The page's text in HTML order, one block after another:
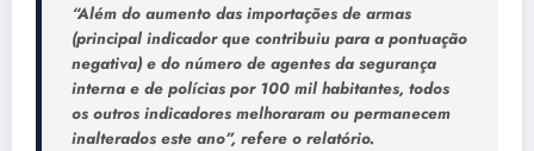
“Além do aumento das importações de armas
(principal indicador que contribuiu para a pontuação
negativa) e do número de agentes da segurança
interna e de polícias por 100 mil habitantes, todos
os outros indicadores melhoraram ou permanecem
inalterados este ano”, refere o relatório.